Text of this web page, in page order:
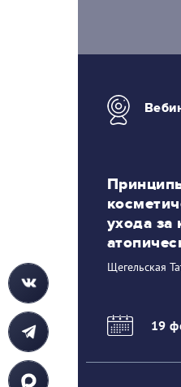
ухода за
Щегельская
19